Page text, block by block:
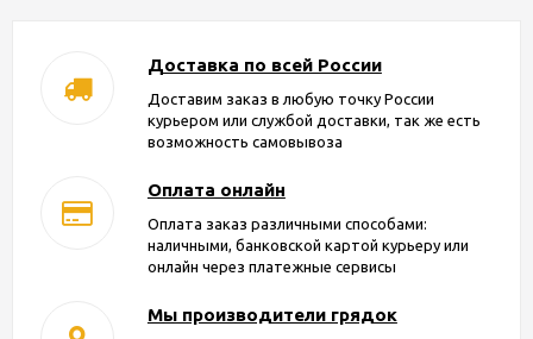
Доставка по всей России
Доставим заказ в любую точку России
курьером или службой доставки, так же есть
возможность самовывоза
Оплата онлайн
Оплата заказ различными способами:
наличными, банковской картой курьеру или
онлайн через платежные сервисы
Мы производители грядок